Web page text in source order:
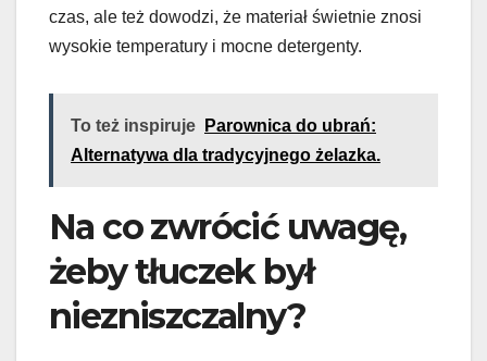
czas, ale też dowodzi, że materiał świetnie znosi
wysokie temperatury i mocne detergenty.
To też inspiruje
Parownica do ubrań:
Alternatywa dla tradycyjnego żelazka.
Na co zwrócić uwagę,
żeby tłuczek był
niezniszczalny?